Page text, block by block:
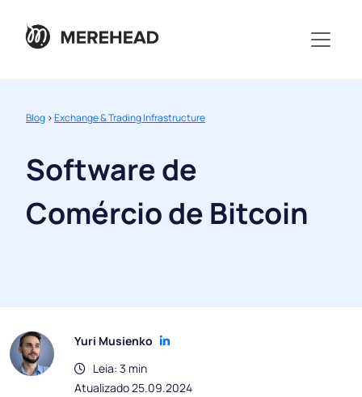
Blog >Exchange & Trading Infrastructure
Software de
Comércio de Bitcoin
Yuri Musienko
Leia: 3 min
Atualizado 25.09.2024